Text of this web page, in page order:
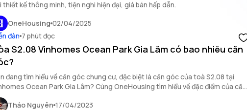
thiết kế thông minh, tiện nghi hiện đại, giá bán hấp dẫn.
OneHousing 02/04/2025
đàn 7 phút đọc
S2.08 Vinhomes Ocean Park Gia Lâm có bao nhiêu căn
đang tìm hiểu về căn góc chung cư, đặc biệt là căn góc của toà S2.08 tại
Ocean Park Gia Lâm? Cùng OneHousing tìm hiểu về đặc điểm của căn
cũng như toà S2.08 thông qua bài viết dưới đây.
Thảo Nguyên 17/04/2023